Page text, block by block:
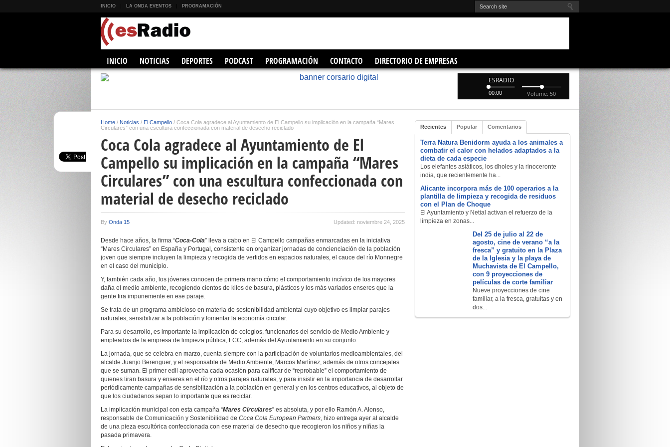
INICIO LA ONDA EVENTOS PROGRAMACIÓN
INICIO NOTICIAS DEPORTES PODCAST PROGRAMACIÓN CONTACTO DIRECTORIO DE EMPRESAS
ESRADIO
00:00 Volume: 50
Home / Noticias / El Campello / Coca Cola agradece al Ayuntamiento de El Campello su implicación en la campaña “Mares
Circulares” con una escultura confeccionada con material de desecho reciclado
Coca Cola agradece al Ayuntamiento de El
Campello su implicación en la campaña “Mares
Circulares” con una escultura confeccionada con
material de desecho reciclado
By Onda 15 Updated: noviembre 24, 2025
Desde hace años, la firma “Coca-Cola” lleva a cabo en El Campello campañas enmarcadas en la iniciativa
“Mares Circulares” en España y Portugal, consistente en organizar jornadas de concienciación de la población
joven que siempre incluyen la limpieza y recogida de vertidos en espacios naturales, el cauce del río Monnegre
en el caso del municipio.
Y, también cada año, los jóvenes conocen de primera mano cómo el comportamiento incívico de los mayores
daña el medio ambiente, recogiendo cientos de kilos de basura, plásticos y los más variados enseres que la
gente tira impunemente en ese paraje.
Se trata de un programa ambicioso en materia de sostenibilidad ambiental cuyo objetivo es limpiar parajes
naturales, sensibilizar a la población y fomentar la economía circular.
Para su desarrollo, es importante la implicación de colegios, funcionarios del servicio de Medio Ambiente y
empleados de la empresa de limpieza pública, FCC, además del Ayuntamiento en su conjunto.
La jornada, que se celebra en marzo, cuenta siempre con la participación de voluntarios medioambientales, del
alcalde Juanjo Berenguer, y el responsable de Medio Ambiente, Marcos Martínez, además de otros concejales
que se suman. El primer edil aprovecha cada ocasión para calificar de “reprobable” el comportamiento de
quienes tiran basura y enseres en el río y otros parajes naturales, y para insistir en la importancia de desarrollar
periódicamente campañas de sensibilización a la población en general y en los centros educativos, al objeto de
que los ciudadanos sepan lo importante que es reciclar.
La implicación municipal con esta campaña “Mares Circulares” es absoluta, y por ello Ramón A. Alonso,
responsable de Comunicación y Sostenibilidad de Coca Cola European Partners, hizo entrega ayer al alcalde
de una pieza escultórica confeccionada con ese material de desecho que recogieron los niños y niñas la
pasada primavera.
Recientes Popular Comentarios
Terra Natura Benidorm ayuda a los animales a
combatir el calor con helados adaptados a la
dieta de cada especie
Los elefantes asiáticos, los dholes y la rinoceronte
india, que recientemente ha...
Alicante incorpora más de 100 operarios a la
plantilla de limpieza y recogida de residuos
con el Plan de Choque
El Ayuntamiento y Netial activan el refuerzo de la
limpieza en zonas...
Del 25 de julio al 22 de
agosto, cine de verano “a la
fresca” y gratuito en la Plaza
de la Iglesia y la playa de
Muchavista de El Campello,
con 9 proyecciones de
películas de corte familiar
Nueve proyecciones de cine
familiar, a la fresca, gratuitas y en
dos...